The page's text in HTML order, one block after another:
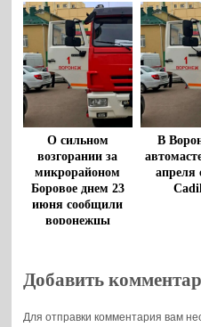
О сильном
возгорании за
микрорайоном
Боровое днем 23
июня сообщили
воронежцы
В
апреля
Добавить
Для отправки комментария вам